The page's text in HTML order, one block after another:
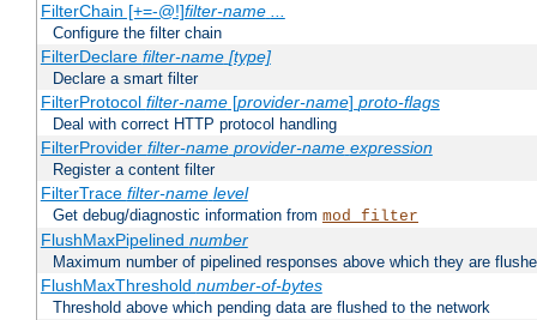
FilterChain [+=-@!]filter-name ...
Configure the filter chain
FilterDeclare filter-name [type]
Declare a smart filter
FilterProtocol filter-name[provider-name] proto-flags
Deal with correct HTTP protocol handling
FilterProvider filter-name provider-name expression
Register a content filter
FilterTrace filter-name level
Get debug/diagnostic information from mod_filter
FlushMaxPipelined number
Maximum number of pipelined responses above which they are
FlushMaxThreshold number-of-bytes
Threshold above which pending data are flushed to the network